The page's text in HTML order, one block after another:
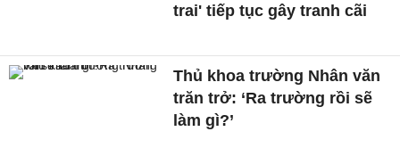
trai' tiếp tục gây tranh cãi
Thủ khoa trường Nhân văn
trăn trở: ‘Ra trường rồi sẽ
làm gì?’